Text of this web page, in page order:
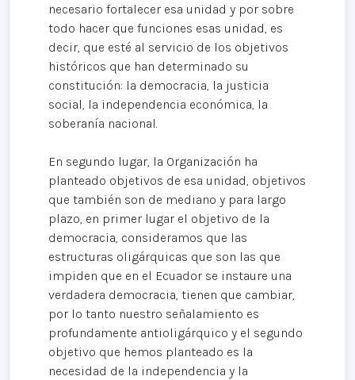
necesario fortalecer esa unidad y por sobre
todo hacer que funciones esas unidad, es
decir, que esté al servicio de los objetivos
históricos que han determinado su
constitución: la democracia, la justicia
social, la independencia económica, la
soberanía nacional.
En segundo lugar, la Organización ha
planteado objetivos de esa unidad, objetivos
que también son de mediano y para largo
plazo, en primer lugar el objetivo de la
democracia, consideramos que las
estructuras oligárquicas que son las que
impiden que en el Ecuador se instaure una
verdadera democracia, tienen que cambiar,
por lo tanto nuestro señalamiento es
profundamente antioligárquico y el segundo
objetivo que hemos planteado es la
necesidad de la independencia y la